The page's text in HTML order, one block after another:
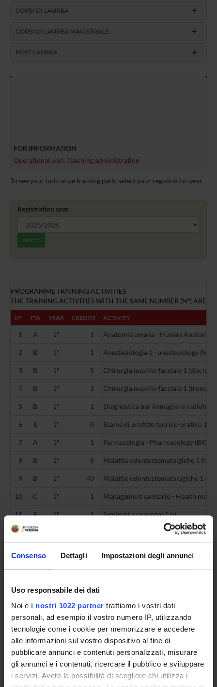
Consenso Dettagli Impostazioni degli annunci
Uso responsabile dei dati
Noi e i nostri 1022 partner trattiamo i vostri dati
personali, ad esempio il vostro numero IP, utilizzando
tecnologie come i cookie per memorizzare e accedere
alle informazioni sul vostro dispositivo al fine di
pubblicare annunci e contenuti personalizzati, misurare
gli annunci e i contenuti, ricercare il pubblico e sviluppare
i servizi. Avete la possibilità di scegliere chi utilizza i
CORSI DI LAUREA
CORSI DI LAUREA MAGISTRALE
POST LAUREA
FOR INFORMATION
Operational unit: Teaching administration
To see your indicative training path, select your registration year
Registration year
search
PROGRAMME TRAINING ACTIVITIES
THE TRAINING ACTIVITIES WITH THE SAME NUMBER (Nº) ARE
Nº TTA YEAR CREDITS ACTIVITY
1 A 1° 1 Anatomia umana - Human Anatomy
2 B 1° 1 Anestesiologia 1 - anestesiology
3 B 1° 5 Chirurgia maxillo-facciale 1
4 B 1° 1 Chirurgia maxillo-facciale 1 (tronco
5 B 1° 1 Diagnostica per immagini e
6 E 1° 0 Esame di profitto teorico-pratico 1 (-)
7 A 1° 1 Farmacologia - Pharmacology (BIO/
8 B 1° 8 Malattie odontostomatolgiche 1
9 B 1° 40 Malattie odontostomatologiche 1 -
10 C 1° 1 Management sanitario - Health
11 F 1° 1 Seminari e convegni 1 (-)
12 B Anestesiologia 2 (MED/41)
13 Chirurgia maxillo-facciale 2
14 B 2° 1 Chirurgia maxillo-facciale 2 (tronco
15 B 2° 1
16 E 2° 0 Esame di profitto teorico-pratico 2 (-)
Malattie dell'apparato visivo (MED/
18 B 2° 7 Malattie odontostomatolgiche 2
Malattie odontostomatologiche 2 -
20 A 2° 1 Microbiologia e microbiologia